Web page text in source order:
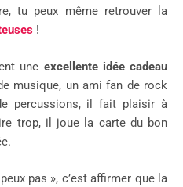
tu peux même retrouver la
!
une excellente idée cadeau
musique, un ami fan de rock
percussions, il fait plaisir à
trop, il joue la carte du bon
pas », c’est affirmer que la